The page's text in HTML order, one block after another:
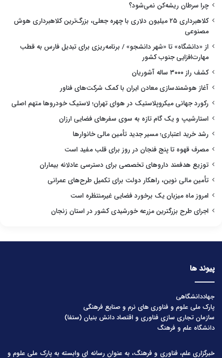
چرا سرطان ریشه‌کن نمی‌شود؟
کلاهبرداری ۲۵ میلیون دلاری با چهره جعلی، بزرگ‌ترین کلاهبرداری هوش
مصنوعی
از «دانشگاه» تا «شهر دانشجو» / برنامه‌ریزی برای تبدیل فارس به قطب
مهارت‌افزایی جنوب کشور
کشف راز ۳۰۰۰ ساله آشوریان
آغاز هوشمندسازی معادن ایران با کمک شرکت‌های فناور
رکورد جهانی میکروپلاستیک در هوای تهران؛ لاستیک خودروها متهم اصلی
استارشیپ و یک گام تازه به سوی سفرهای فضایی ارزان
رشد خرید اعتباری؛ مسیر جدید تأمین مالی خانوارها
مصرف قهوه تا پنج فنجان در روز برای قلب مفید است
توزیع هدفمند داروهای تخصصی برای دسترسی عادلانه بیماران
تأمین مالی نوین، راهکار دولت برای تکمیل طرح‌های عمرانی
امروز ماه میزبان یک برخورد فضایی غیرمنتظره است
اجرای طرح بزرگترین مزرعه خورشیدی کشور در استان زنجان
پیوند ها
جهاددانشگاهی
پارک ملی علوم و فناوری های نرم و صنایع فرهنگی
سازمان تجاری سازی فناوری و اقتصاد دانش بنیان (ستفا)
دانشگاه علم و فرهنگ
خبرگزاری علم، فناوری و فرهنگ، به عنوان رسانه ای وابسته به پارک ملی علوم و